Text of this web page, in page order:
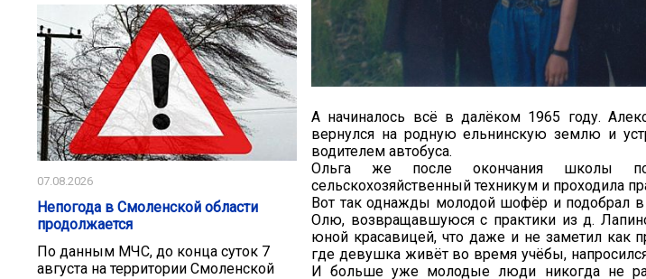
07.08.2026
Непогода в Смоленской области
продолжается
По данным МЧС, до конца суток 7
августа на территории Смоленской
А начиналось всё в далёком 1965 году.
вернулся на родную ельнинскую землю и
водителем автобуса.
Ольга же после окончания школы
сельскохозяйственный техникум и проходила
Вот так однажды молодой шофёр и подобрал в
Олю, возвращавшуюся с практики из д.
юной красавицей, что даже и не заметил как
где девушка живёт во время учёбы,
И больше уже молодые люди никогда не